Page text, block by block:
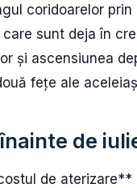
coridoarelor prin
sunt deja în
și ascensiunea
fețe ale
de
de aterizare**